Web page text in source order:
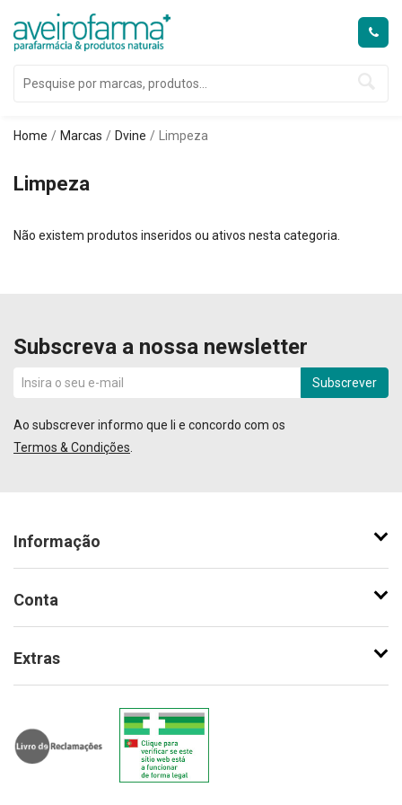
Home Marcas Dvine Limpeza
Limpeza
Não existem produtos inseridos ou ativos nesta categoria.
Subscreva a nossa newsletter
Subscrever
Ao subscrever informo que li e concordo com os
Termos & Condições
Informação
Conta
Extras